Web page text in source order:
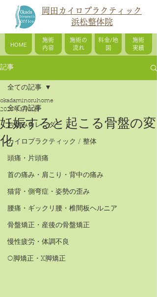
HOME
施術
内容
施術の
流れ
料金/地
図
施術
実績
岡田カイロプラクティック
浜松整体院
記事
全ての記事
お休みカレンダー
カイロプラクティック / 整体
頭痛・片頭痛
首の痛み・肩こり・背中の痛み
猫背・側弯症・姿勢の歪み
腰痛・ギックリ腰・椎間板ヘルニア
骨盤矯正・産後の骨盤矯正
慢性疲労・体調不良
O脚矯正・X脚矯正
全ての記事
妊娠すると起こる骨盤の変
化
okadaminoruhome
2025年1月21日